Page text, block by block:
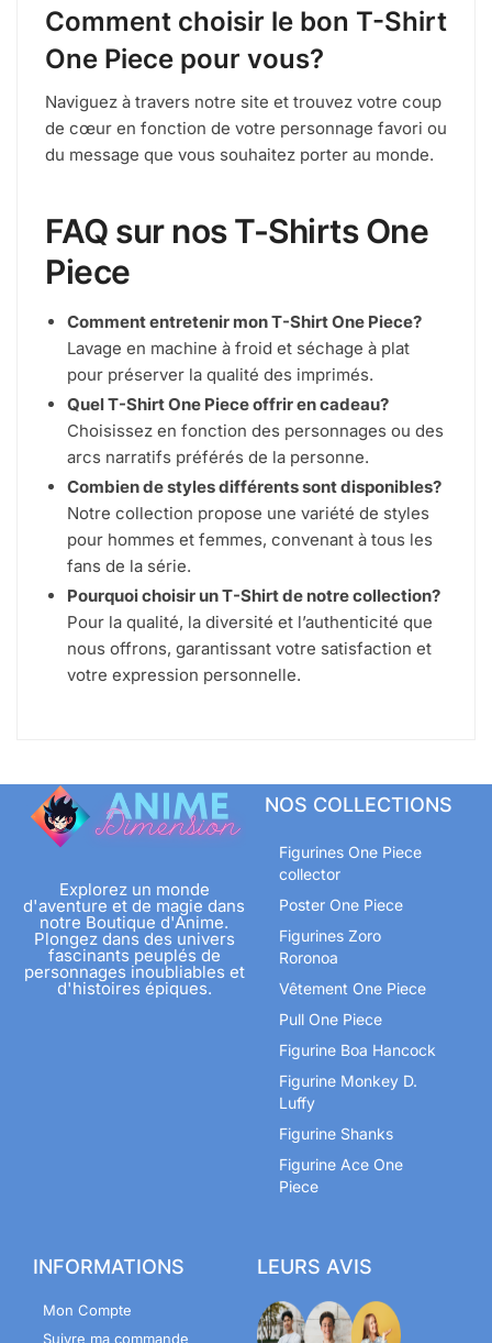
Comment choisir le bon T-Shirt
One Piece pour vous?
Naviguez à travers notre site et trouvez votre coup
de cœur en fonction de votre personnage favori ou
du message que vous souhaitez porter au monde.
FAQ sur nos T-Shirts One
Piece
Comment entretenir mon T-Shirt One Piece?
Lavage en machine à froid et séchage à plat
pour préserver la qualité des imprimés.
Quel T-Shirt One Piece offrir en cadeau?
Choisissez en fonction des personnages ou des
arcs narratifs préférés de la personne.
Combien de styles différents sont disponibles?
Notre collection propose une variété de styles
pour hommes et femmes, convenant à tous les
fans de la série.
Pourquoi choisir un T-Shirt de notre collection?
Pour la qualité, la diversité et l’authenticité que
nous offrons, garantissant votre satisfaction et
votre expression personnelle.
Explorez un monde
d'aventure et de magie dans
notre Boutique d'Anime.
Plongez dans des univers
fascinants peuplés de
personnages inoubliables et
d'histoires épiques.
NOS COLLECTIONS
Figurines One Piece
collector
Poster One Piece
Figurines Zoro
Roronoa
Vêtement One Piece
Pull One Piece
Figurine Boa Hancock
Figurine Monkey D.
Luffy
Figurine Shanks
Figurine Ace One
Piece
INFORMATIONS
Mon Compte
Suivre ma commande
LEURS AVIS